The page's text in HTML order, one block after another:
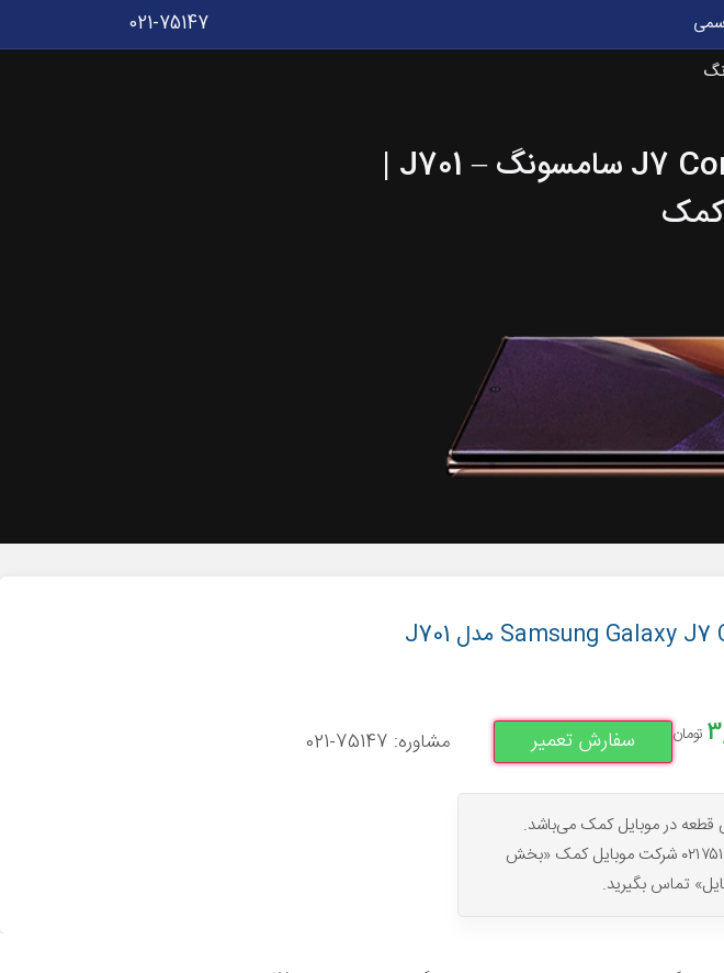
021-75147
تعمیر یا تعویض ال سی دی J7 Core سامسونگ – J701 |
کمک
تومان سفارش تعمیر مشاوره: 75147-021
در موبایل کمک می‌باشد.
جهت سفارش با شماره ۰۲۱۷۵۱۴۷ شرکت موبایل کمک «بخش
تماس بگیرید.